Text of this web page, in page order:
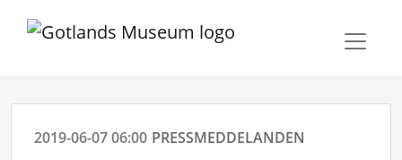
2019-06-07 06:00 PRESSMEDDELANDEN